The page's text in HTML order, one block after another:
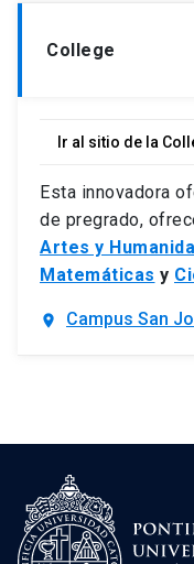
College
Ir al sitio de la
Esta innovadora
de pregrado,
Artes y
Matemáticas y
location_on Campus San